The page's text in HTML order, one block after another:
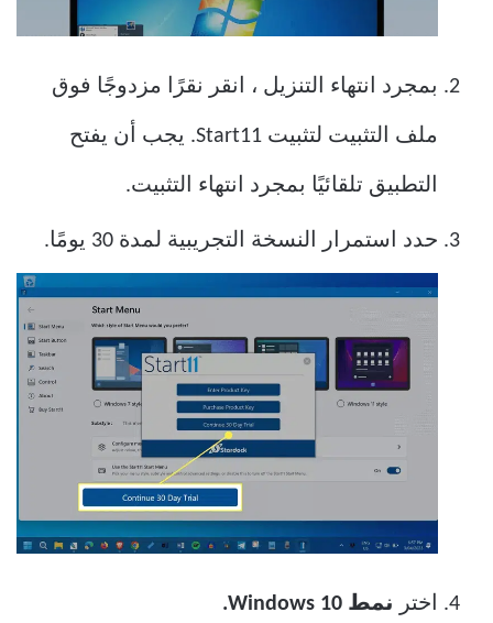
بمجرد انتهاء التنزيل ، انقر نقرًا مزدوجًا فوق
ملف التثبيت لتثبيت Start11. يجب أن يفتح
التطبيق تلقائيًا بمجرد انتهاء التثبيت.
حدد استمرار النسخة التجريبية لمدة 30 يومًا.
اختر نمط Windows 10.